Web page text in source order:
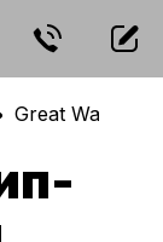
Great Wall